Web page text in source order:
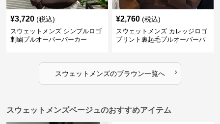
¥3,720 (税込)
スウェットメンズ シンプルロゴ
刺繍プルオーバーパーカー
¥2,760 (税込)
スウェットメンズ カレッジロゴ
プリント裏起毛プルオーバーパ
スウェットメンズのブラウン一覧へ ›
スウェットメンズベージュのおすすめアイテム